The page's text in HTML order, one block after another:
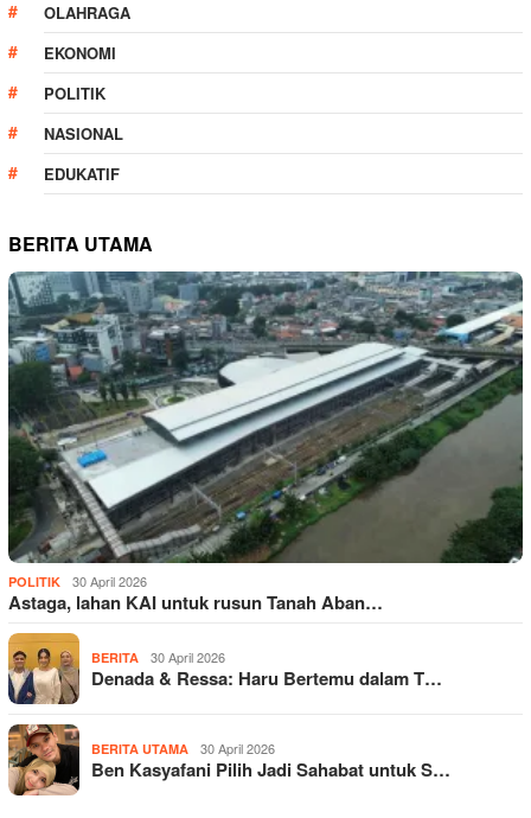
OLAHRAGA
EKONOMI
POLITIK
NASIONAL
EDUKATIF
BERITA UTAMA
POLITIK 30 April 2026
Astaga, lahan KAI untuk rusun Tanah Aban…
BERITA 30 April 2026
Denada & Ressa: Haru Bertemu dalam T…
BERITA UTAMA 30 April 2026
Ben Kasyafani Pilih Jadi Sahabat untuk S…